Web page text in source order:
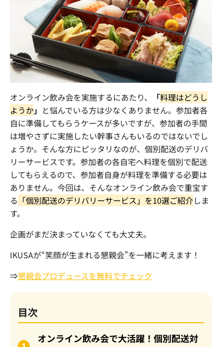
企業パーティプロデュース一度話を聞いてみたい
無料で相談する
閉じる
オンライン飲み会を実施するにあたり、 「料理はどうし
ようか」 と悩んでいる方は少なくありません。参加者各
自に準備してもらうケースが多いですが、参加者の手間
は増やさずに実施したい幹事さんもいるのではないでし
ょうか。そんな方にピッタリなのが、個別配送のデリバ
リーサービスです。参加者の各自宅へ料理を個別で配送
してもらえるので、参加者自身が料理を準備する必要は
ありません。今回は、そんなオンライン飲み会で重宝す
る 「個別配送のデリバリーサービス」を10選ご紹介しま
す。
企画がまだ決まっていなくても大丈夫。
IKUSAが“笑顔が生まれる懇親会”を一緒に考えます！
⇒懇親会プロデュースを無料でチェック
目次
オンライン飲み会で大活躍！個別配送対